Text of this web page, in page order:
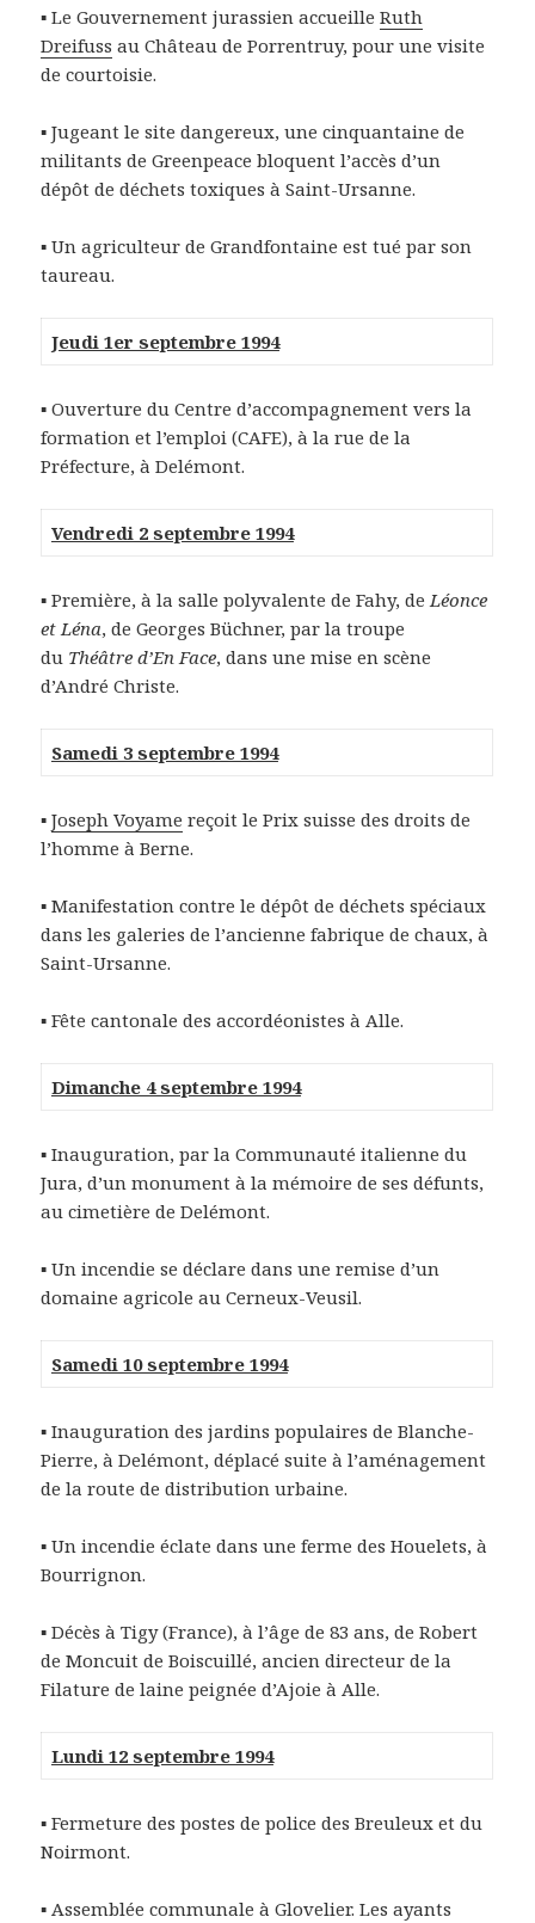
▪ Le Gouvernement jurassien accueilleRuth
Dreifuss au Château de Porrentruy, pour une visite
de courtoisie.
▪ Jugeant le site dangereux, une cinquantaine de
militants de Greenpeace bloquent l’accès d’un
dépôt de déchets toxiques à Saint-Ursanne.
▪ Un agriculteur de Grandfontaine est tué par son
taureau.
Jeudi 1er septembre 1994
▪ Ouverture du Centre d’accompagnement vers la
formation et l’emploi (CAFE), à la rue de la
Préfecture, à Delémont.
Vendredi 2 septembre 1994
▪ Première, à la salle polyvalente de Fahy, deLéonce
et Léna, de Georges Büchner, par la troupe
du Théâtre d’En Face, dans une mise en scène
d’André Christe.
Samedi 3 septembre 1994
▪Joseph Voyame reçoit le Prix suisse des droits de
l’homme à Berne.
▪ Manifestation contre le dépôt de déchets spéciaux
dans les galeries de l’ancienne fabrique de chaux, à
Saint-Ursanne.
▪ Fête cantonale des accordéonistes à Alle.
Dimanche 4 septembre 1994
▪ Inauguration, par la Communauté italienne du
Jura, d’un monument à la mémoire de ses défunts,
au cimetière de Delémont.
▪ Un incendie se déclare dans une remise d’un
domaine agricole au Cerneux-Veusil.
Samedi 10 septembre 1994
▪ Inauguration des jardins populaires de Blanche-
Pierre, à Delémont, déplacé suite à l’aménagement
de la route de distribution urbaine.
▪ Un incendie éclate dans une ferme des Houelets, à
Bourrignon.
▪ Décès à Tigy (France), à l’âge de 83 ans, de Robert
de Moncuit de Boiscuillé, ancien directeur de la
Filature de laine peignée d’Ajoie à Alle.
Lundi 12 septembre 1994
▪ Fermeture des postes de police des Breuleux et du
Noirmont.
▪ Assemblée communale à Glovelier. Les ayants